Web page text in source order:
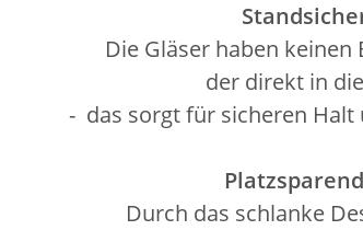
Die Gläser haben
der direkt in
- das sorgt für sicheren Halt
Durch das schlanke